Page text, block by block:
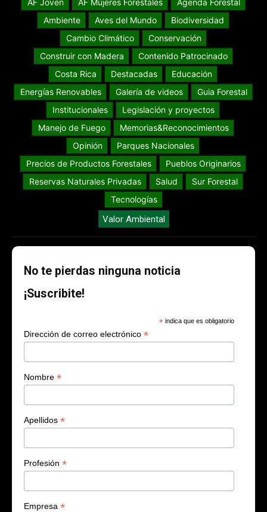
Ambiente
Aves del Mundo
Biodiversidad
Cambio Climático
Conservación
Construir con Madera
Contenido Patrocinado
Costa Rica
Destacadas
Educación
Energías Renovables
Galería de videos
Guia Forestal
Institucionales
Legislación y proyectos
Manejo de Fuego
Memorias&Reconocimientos
Opinión
Parques Nacionales
Precios de Productos Forestales
Pueblos Originarios
Reservas Naturales Privadas
Salud
Sur Forestal
Tecnologías
Valor Ambiental
No te pierdas ninguna noticia
¡Suscribite!
* indica que es obligatorio
Dirección de correo electrónico *
Nombre *
Apellidos *
Profesión *
Empresa *